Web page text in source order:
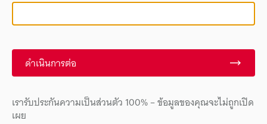
ดำเนินการต่อ
เรารับประกันความเป็นส่วนตัว 100% – ข้อมูลของคุณจะไม่ถูกเปิด
เผย